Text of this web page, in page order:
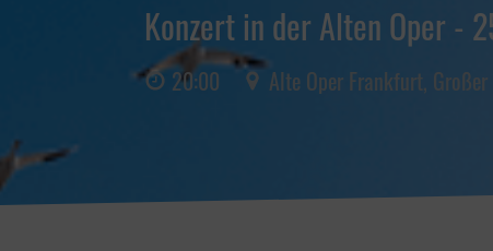
Konzert in der Alten Oper -
20:00 Alte Oper Frankfurt,